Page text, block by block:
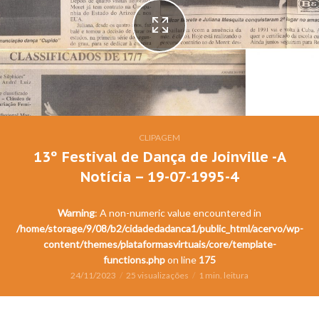
CLIPAGEM
13º Festival de Dança de Joinville -A
Notícia – 19-07-1995-4
Warning: A non-numeric value encountered in
/home/storage/9/08/b2/cidadedadanca1/public_html/acervo/wp-
content/themes/plataformasvirtuais/core/template-
functions.phpon line 175
24/11/2023 25 visualizações 1 min. leitura